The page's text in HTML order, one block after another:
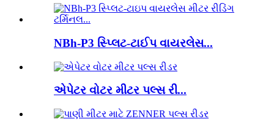
NBh-P3 સ્પ્લિટ-ટાઈપ વાયરલેસ...
એપેટર વોટર મીટર પલ્સ રી...